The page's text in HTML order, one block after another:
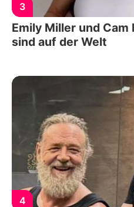
3
Emily Miller und
sind auf der Welt
4